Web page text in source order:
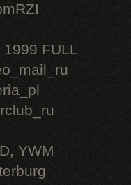
FULL
YWM